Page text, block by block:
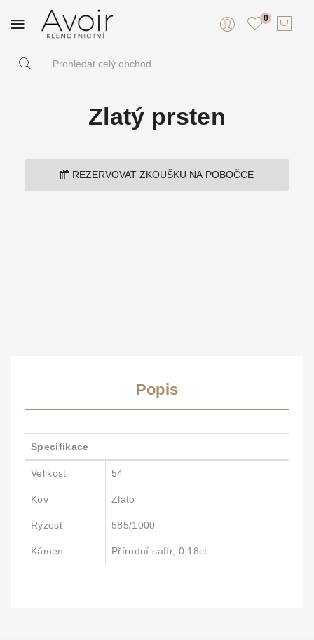
0
Zlatý prsten
REZERVOVAT ZKOUŠKU NA POBOČCE
Popis
Specifikace
Velikost 54
Kov Zlato
Ryzost 585/1000
Kámen Přírodní safír, 0,18ct